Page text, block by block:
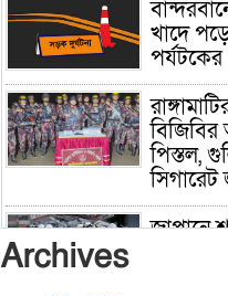
খাদে
পর্যটকের
বিজিবির
পিস্তল,
সিগারেট
জাপানে
Archives